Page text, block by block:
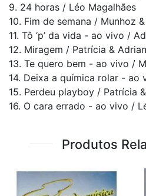
9. 24 horas / Léo Magalhães
10. Fim de semana / Munhoz
11. Tô ‘p’ da vida - ao vivo /
12. Miragem / Patrícia &
13. Te quero bem - ao vivo /
14. Deixa a química rolar - ao
15. Perdeu playboy / Patrícia
16. O cara errado - ao vivo /
Produtos